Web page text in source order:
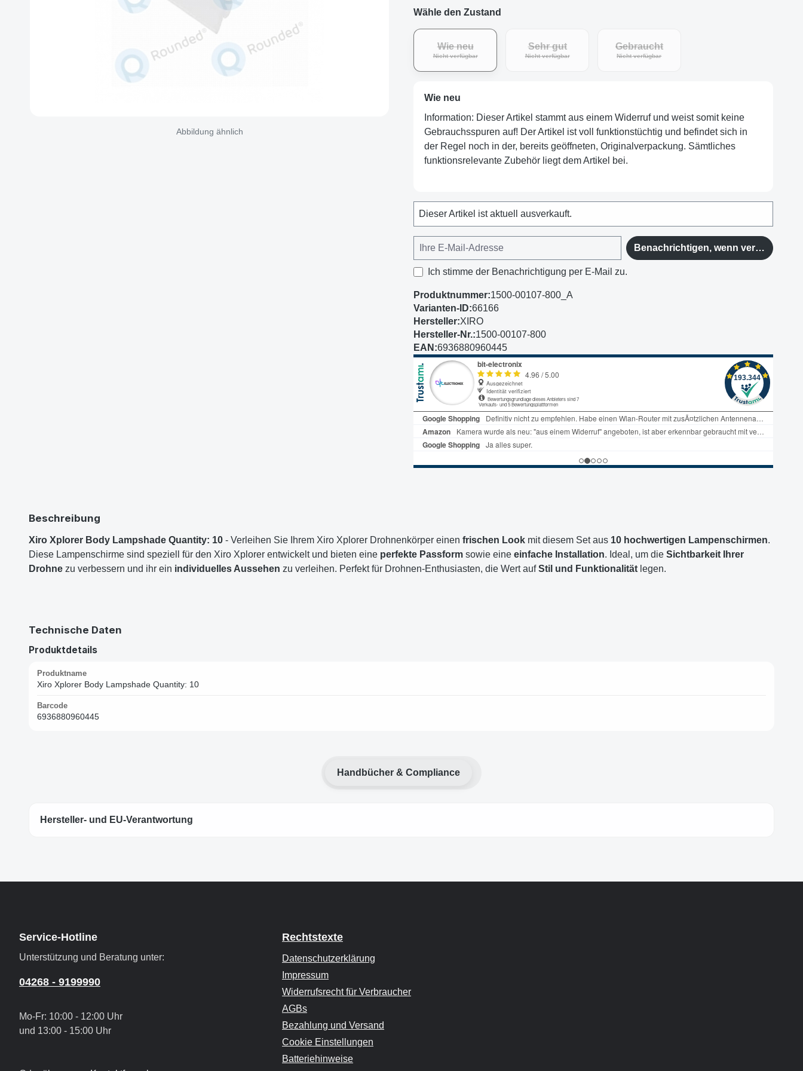
Abbildung ähnlich
Wähle den Zustand
Wie neu
Nicht verfügbar
Sehr gut
Nicht verfügbar
Gebraucht
Nicht verfügbar
Wie neu
Information: Dieser Artikel stammt aus einem Widerruf und weist somit keine
Gebrauchsspuren auf! Der Artikel ist voll funktionstüchtig und befindet sich in
der Regel noch in der, bereits geöffneten, Originalverpackung. Sämtliches
funktionsrelevante Zubehör liegt dem Artikel bei.
Dieser Artikel ist aktuell ausverkauft.
Benachrichtigen, wenn verfügbar
Ich stimme der Benachrichtigung per E-Mail zu.
Produktnummer:1500-00107-800_A
Varianten-ID:66166
Hersteller:XIRO
Hersteller-Nr.:1500-00107-800
EAN:6936880960445
Beschreibung
Xiro Xplorer Body Lampshade Quantity: 10 - Verleihen Sie Ihrem Xiro Xplorer Drohnenkörper einen frischen Look mit diesem Set aus 10 hochwertigen Lampenschirmen.
Diese Lampenschirme sind speziell für den Xiro Xplorer entwickelt und bieten eine perfekte Passform sowie eine einfache Installation. Ideal, um die Sichtbarkeit Ihrer
Drohne zu verbessern und ihr ein individuelles Aussehen zu verleihen. Perfekt für Drohnen-Enthusiasten, die Wert aufStil und Funktionalität legen.
Technische Daten
Produktdetails
Produktname
Xiro Xplorer Body Lampshade Quantity: 10
Barcode
6936880960445
Handbücher & Compliance
Hersteller- und EU-Verantwortung
Service-Hotline
Unterstützung und Beratung unter:
04268 - 9199990
Mo-Fr: 10:00 - 12:00 Uhr
und 13:00 - 15:00 Uhr
Rechtstexte
Datenschutzerklärung
Impressum
Widerrufsrecht für Verbraucher
AGBs
Bezahlung und Versand
Cookie Einstellungen
Batteriehinweise